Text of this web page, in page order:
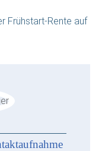
Frühstart-Rente auf